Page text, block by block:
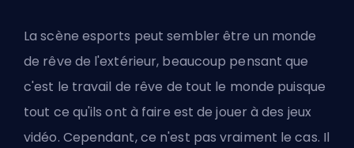
La scène esports peut sembler être un monde
de rêve de l'extérieur, beaucoup pensant que
c'est le travail de rêve de tout le monde puisque
tout ce qu'ils ont à faire est de jouer à des jeux
vidéo. Cependant, ce n'est pas vraiment le cas. Il